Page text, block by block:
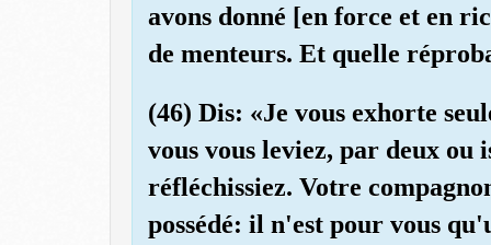
avons donné [en force et en
de menteurs. Et quelle
(46) Dis: «Je vous exhorte
vous vous leviez, par deux ou
réfléchissiez. Votre
possédé: il n'est pour vous